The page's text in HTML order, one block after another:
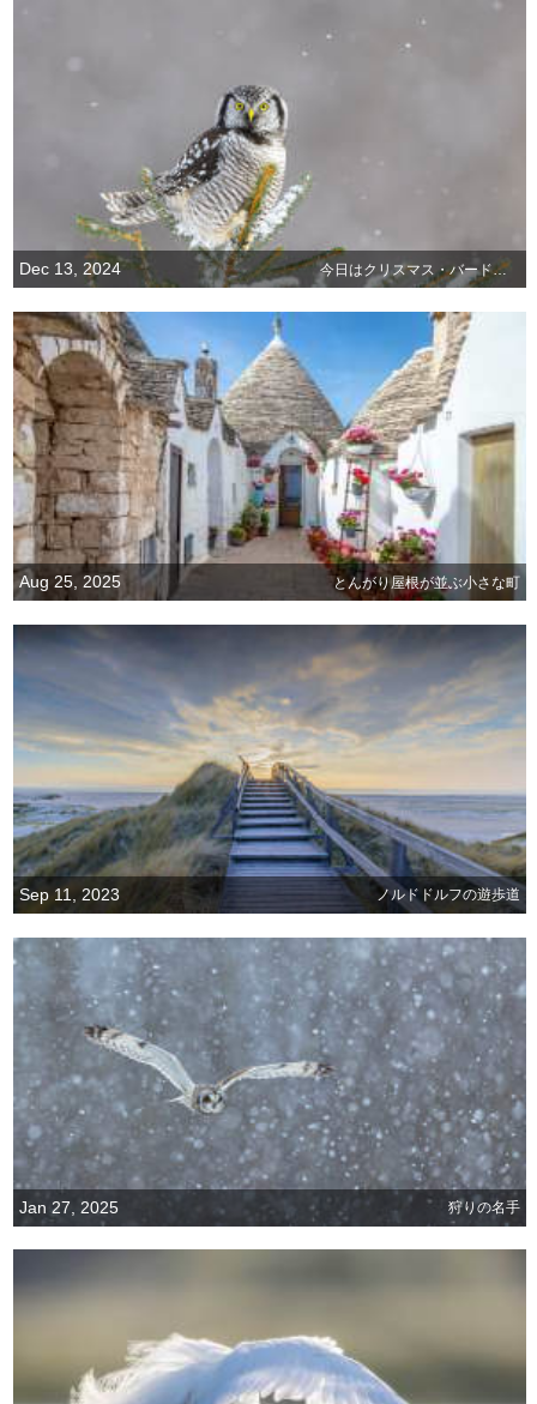
Dec 13, 2024 今日はクリスマス・バード・カウント
Aug 25, 2025 とんがり屋根が並ぶ小さな町
Sep 11, 2023 ノルドドルフの遊歩道
Jan 27, 2025 狩りの名手